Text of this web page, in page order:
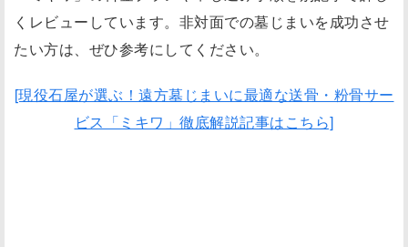
くレビューしています。非対面での墓じまいを成功させ
たい方は、ぜひ参考にしてください。
[現役石屋が選ぶ！遠方墓じまいに最適な送骨・粉骨サー
ビス「ミキワ」徹底解説記事はこちら]